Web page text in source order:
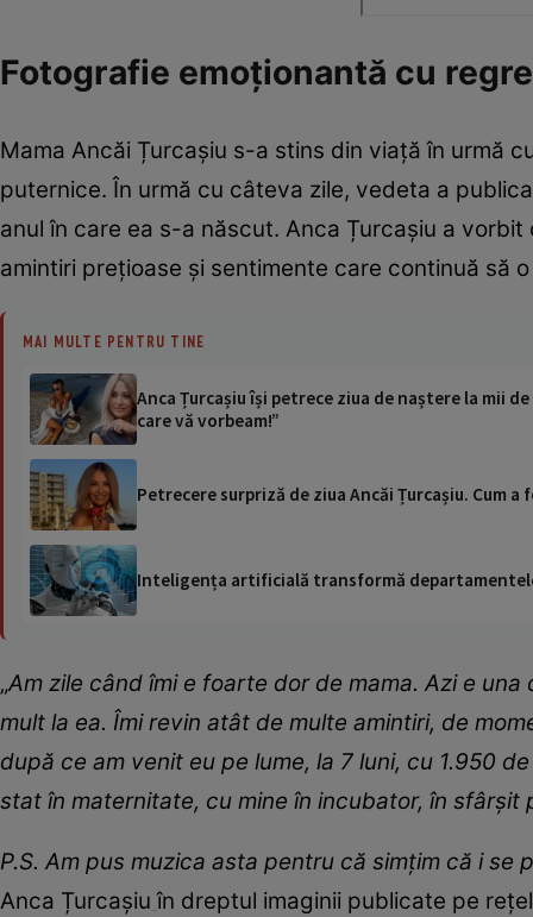
Fotografie emoționantă cu
Mama Ancăi Țurcașiu s-a stins din viață în urmă
puternice. În urmă cu câteva zile, vedeta a
anul în care ea s-a născut. Anca Țurcașiu a
amintiri prețioase și sentimente care continuă să
MAI MULTE PENTRU TINE
Anca Țurcașiu își petrece ziua de naștere la mii
care vă vorbeam!”
Petrecere surpriză de ziua Ancăi Țurcașiu. Cum
Inteligența artificială transformă
„Am zile când îmi e foarte dor de mama. Azi e
mult la ea. Îmi revin atât de multe amintiri, de
după ce am venit eu pe lume, la 7 luni, cu 1.950
stat în maternitate, cu mine în incubator, în sfârșit
P.S. Am pus muzica asta pentru că simțim că i
Anca Țurcașiu în dreptul imaginii publicate pe